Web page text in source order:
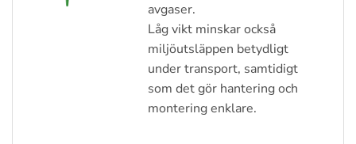
avgaser.
Låg vikt minskar också
miljöutsläppen betydligt
under transport, samtidigt
som det gör hantering och
montering enklare.